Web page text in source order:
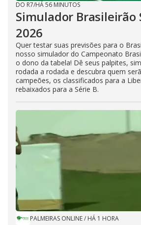
DO R7/HÁ 56 MINUTOS
Simulador Brasileirão
2026
Quer testar suas previsões para o
nosso simulador do Campeonato
o dono da tabela! Dê seus palpites,
rodada a rodada e descubra quem
campeões, os classificados para a
rebaixados para a Série B.
PALMEIRAS ONLINE/ HÁ 1 HORA